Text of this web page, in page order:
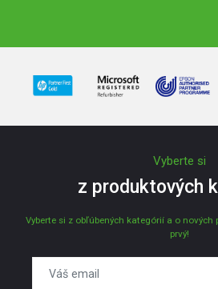
Vyberte si
z produktových
Vyberte si z obľúbených kategórií a o
prvý!